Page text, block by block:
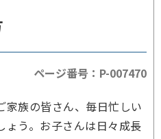
ページ番号：P-007470
家族の皆さん、毎日忙しい
ょう。お子さんは日々成長